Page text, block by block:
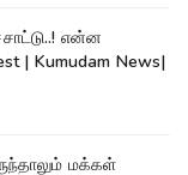
என்ன
| Kumudam News|
மக்கள்